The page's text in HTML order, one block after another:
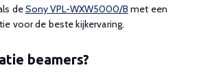
deSony VPL-WXW5000/B met een
voor de beste kijkervaring.
beamers?